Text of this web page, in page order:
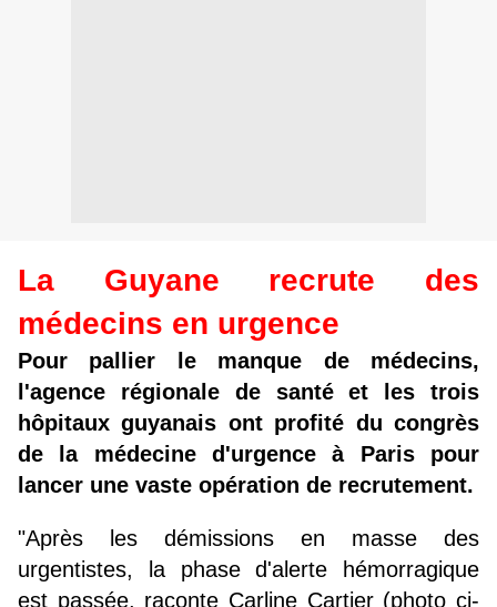
La Guyane recrute des
médecins en urgence
Pour pallier le manque de médecins,
l'agence régionale de santé et les trois
hôpitaux guyanais ont profité du congrès
de la médecine d'urgence à Paris pour
lancer une vaste opération de recrutement.
"Après les démissions en masse des
urgentistes, la phase d'alerte hémorragique
est passée, raconte Carline Cartier (photo ci-